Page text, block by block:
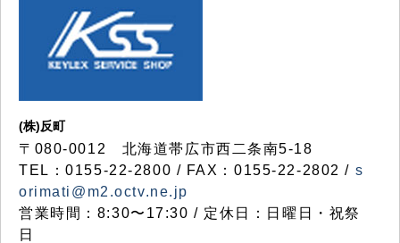
(株)反町
〒080-0012 北海道帯広市西二条南5-18
TEL：0155-22-2800 / FAX：0155-22-2802 / s
orimati@m2.octv.ne.jp
営業時間：8:30〜17:30 / 定休日：日曜日・祝祭
日